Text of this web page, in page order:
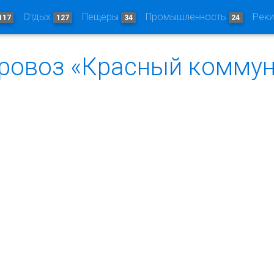
Отдых 127 Пещеры 34 Промышленность 24
«Красный